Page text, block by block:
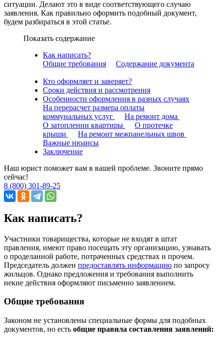
ситуации. Делают это в виде соответствующего случаю
заявления. Как правильно оформить подобный документ,
будем разбираться в этой статье.
Показать содержание
Как написать?
Общие требования
Содержание документа
Кто оформляет и заверяет?
Сроки действия и рассмотрения
Особенности оформления в разных случаях
На перерасчет размера оплаты
коммунальных услуг
На ремонт дома
О затоплении квартиры
О протечке
крыши
На ремонт межпанельных швов
Важные нюансы
Заключение
Наш юрист поможет вам в вашей проблеме. Звоните прямо
сейчас!
8 (800) 301-89-25
Как написать?
Участники товарищества, которые не входят в штат
правления, имеют право посещать эту организацию, узнавать
о проделанной работе, потраченных средствах и прочем.
Председатель должен предоставлять информацию по запросу
жильцов. Однако предложения и требования выполнить
некие действия оформляют письменно заявлением.
Общие требования
Законом не установлены специальные формы для подобных
документов, но есть общие правила составления заявлений: